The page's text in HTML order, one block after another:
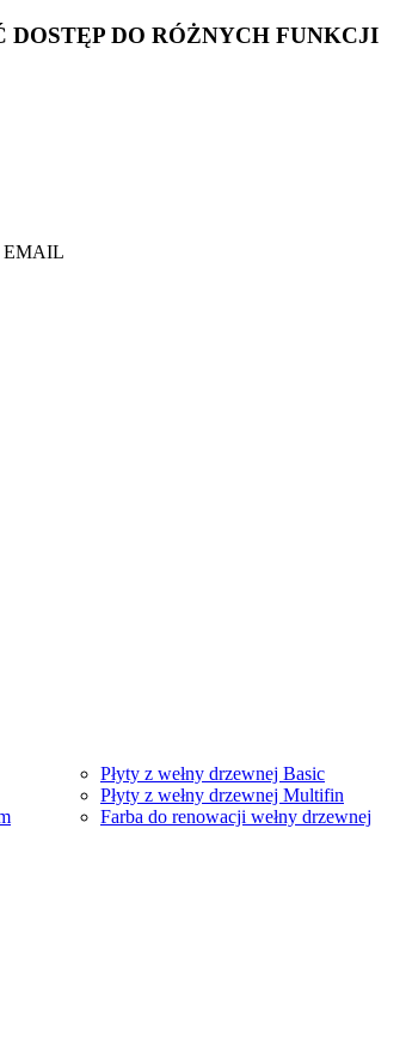
DO RÓŻNYCH FUNKCJI
Płyty z wełny drzewnej Basic
Płyty z wełny drzewnej Multifin
Farba do renowacji wełny drzewnej